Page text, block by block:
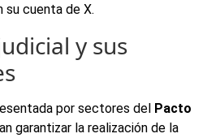
su cuenta de X.
y sus
por sectores del Pacto
garantizar la realización de la